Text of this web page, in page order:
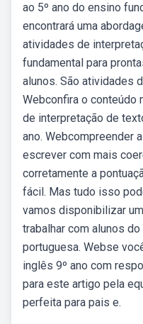
ao 5º ano do ensino
encontrará uma
atividades de
fundamental para
alunos. São atividades
Webconfira o conteúdo
de interpretação de
ano. Webcompreender
escrever com mais
corretamente a
fácil. Mas tudo isso
vamos disponibilizar
trabalhar com alunos
portuguesa. Webse
inglês 9º ano com
para este artigo pela
perfeita para pais e.